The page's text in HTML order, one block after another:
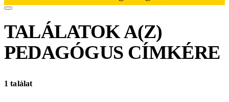
TALÁLATOK A(Z)
PEDAGÓGUS CÍMKÉRE
1 találat